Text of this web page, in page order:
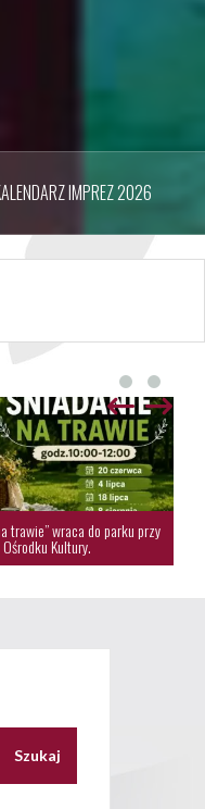
IMPREZ 2026
trawie” wraca do parku przy
Ośrodku Kultury.
Szukaj